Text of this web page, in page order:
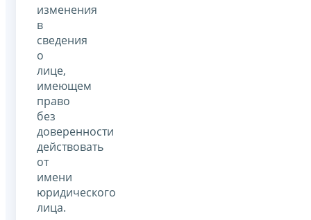
изменения
в
сведения
о
лице,
имеющем
право
без
доверенности
действовать
от
имени
юридического
лица.